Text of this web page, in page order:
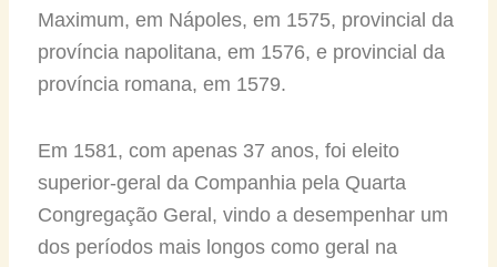
Maximum, em Nápoles, em 1575, provincial da
província napolitana, em 1576, e provincial da
província romana, em 1579.
Em 1581, com apenas 37 anos, foi eleito
superior-geral da Companhia pela Quarta
Congregação Geral, vindo a desempenhar um
dos períodos mais longos como geral na